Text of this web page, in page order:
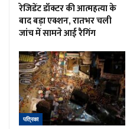
रेजिडेंट डॉक्टर की आत्महत्या के
बाद बड़ा एक्शन, रातभर चली
जांच में सामने आई रैगिंग
पत्रिका